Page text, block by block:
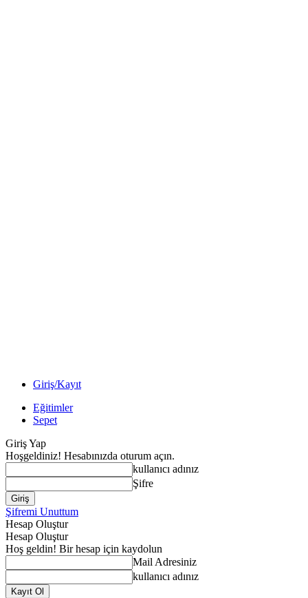
Giriş/Kayıt
Eğitimler
Sepet
Giriş Yap
Hoşgeldiniz! Hesabınızda oturum açın.
kullanıcı adınız
Şifre
Şifremi Unuttum
Hesap Oluştur
Hesap Oluştur
Hoş geldin! Bir hesap için kaydolun
Mail Adresiniz
kullanıcı adınız